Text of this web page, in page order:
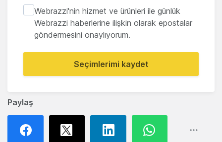
Paylaş
Webrazzi'nin hizmet ve ürünleri ile günlük
Webrazzi haberlerine ilişkin olarak epostalar
göndermesini onaylıyorum.
Seçimlerimi kaydet